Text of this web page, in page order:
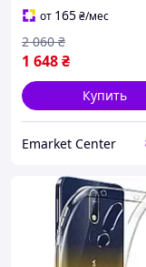
от 165₴/мес
1 648₴
2 060 ₴
Купить
Emarket Center